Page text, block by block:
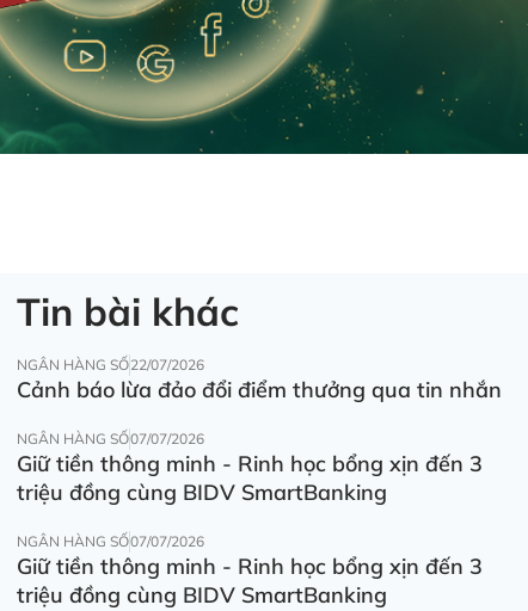
Tin bài khác
NGÂN HÀNG SỐ22/07/2026
Cảnh báo lừa đảo đổi điểm thưởng qua tin nhắn
NGÂN HÀNG SỐ07/07/2026
Giữ tiền thông minh - Rinh học bổng xịn đến 3
triệu đồng cùng BIDV SmartBanking
NGÂN HÀNG SỐ07/07/2026
Giữ tiền thông minh - Rinh học bổng xịn đến 3
triệu đồng cùng BIDV SmartBanking